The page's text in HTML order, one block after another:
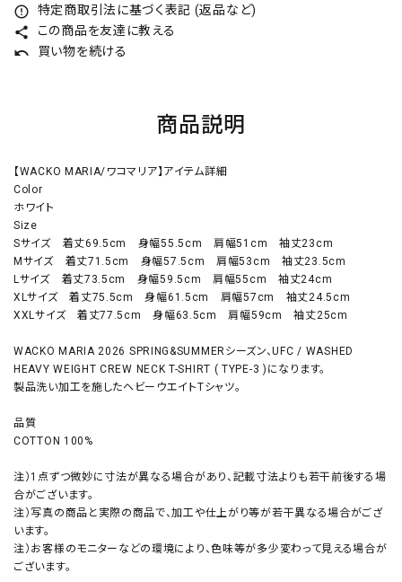
error_outline 特定商取引法に基づく表記 (返品など)
share この商品を友達に教える
undo 買い物を続ける
商品説明
【WACKO MARIA/ワコマリア】アイテム詳細
Color
ホワイト
Size
Sサイズ 着丈69.5cm 身幅55.5cm 肩幅51cm 袖丈23cm
Mサイズ 着丈71.5cm 身幅57.5cm 肩幅53cm 袖丈23.5cm
Lサイズ 着丈73.5cm 身幅59.5cm 肩幅55cm 袖丈24cm
XLサイズ 着丈75.5cm 身幅61.5cm 肩幅57cm 袖丈24.5cm
XXLサイズ 着丈77.5cm 身幅63.5cm 肩幅59cm 袖丈25cm
WACKO MARIA 2026 SPRING&SUMMERシーズン、UFC / WASHED
HEAVY WEIGHT CREW NECK T-SHIRT ( TYPE-3 )になります。
製品洗い加工を施したヘビーウエイトTシャツ。
品質
COTTON 100%
注）1点ずつ微妙に寸法が異なる場合があり、記載寸法よりも若干前後する場
合がございます。
注）写真の商品と実際の商品で、加工や仕上がり等が若干異なる場合がござ
います。
注）お客様のモニターなどの環境により、色味等が多少変わって見える場合が
ございます。